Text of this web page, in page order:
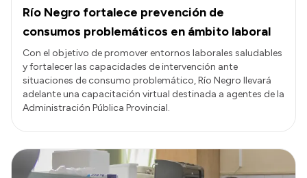
Río Negro fortalece prevención de
consumos problemáticos en ámbito laboral
Con el objetivo de promover entornos laborales saludables
y fortalecer las capacidades de intervención ante
situaciones de consumo problemático, Río Negro llevará
adelante una capacitación virtual destinada a agentes de la
Administración Pública Provincial.